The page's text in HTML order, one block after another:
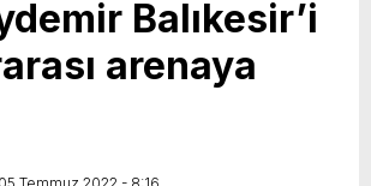
Balıkesir’i
arenaya